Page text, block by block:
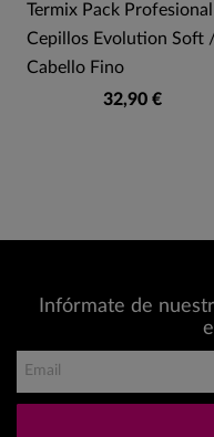
Termix Pack
Cepillos Evolution Soft
Cabello Fino
32,90 €
Infórmate de